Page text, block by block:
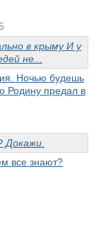
в крыму И у
не...
Ночью будешь
Родину предал в
Докажи.
все знают?